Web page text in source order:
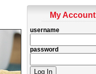
My Account
username
password